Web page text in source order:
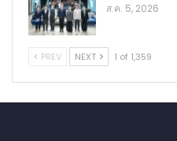
ส.ค. 5, 2026
PREV NEXT 1 of 1,359